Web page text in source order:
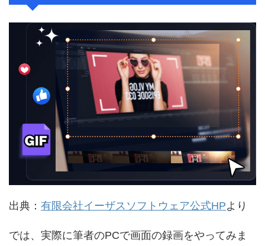
出典： 有限会社イーザスソフトウェア公式HPより
では、実際に筆者のPCで画面の録画をやってみま